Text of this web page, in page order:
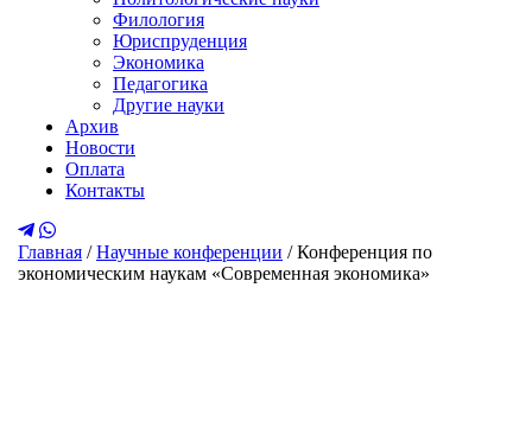
Филология
Юриспруденция
Экономика
Педагогика
Другие науки
Архив
Новости
Оплата
Контакты
Главная /Научные конференции /Конференция по
экономическим наукам «Современная экономика»